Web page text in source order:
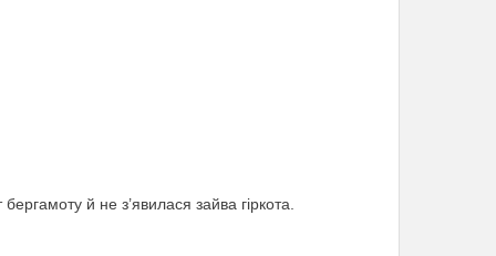
й не з’явилася зайва гіркота.